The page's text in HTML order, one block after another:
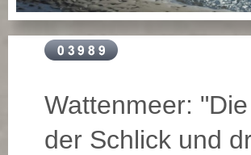
Wattenmeer:
der Schlick und